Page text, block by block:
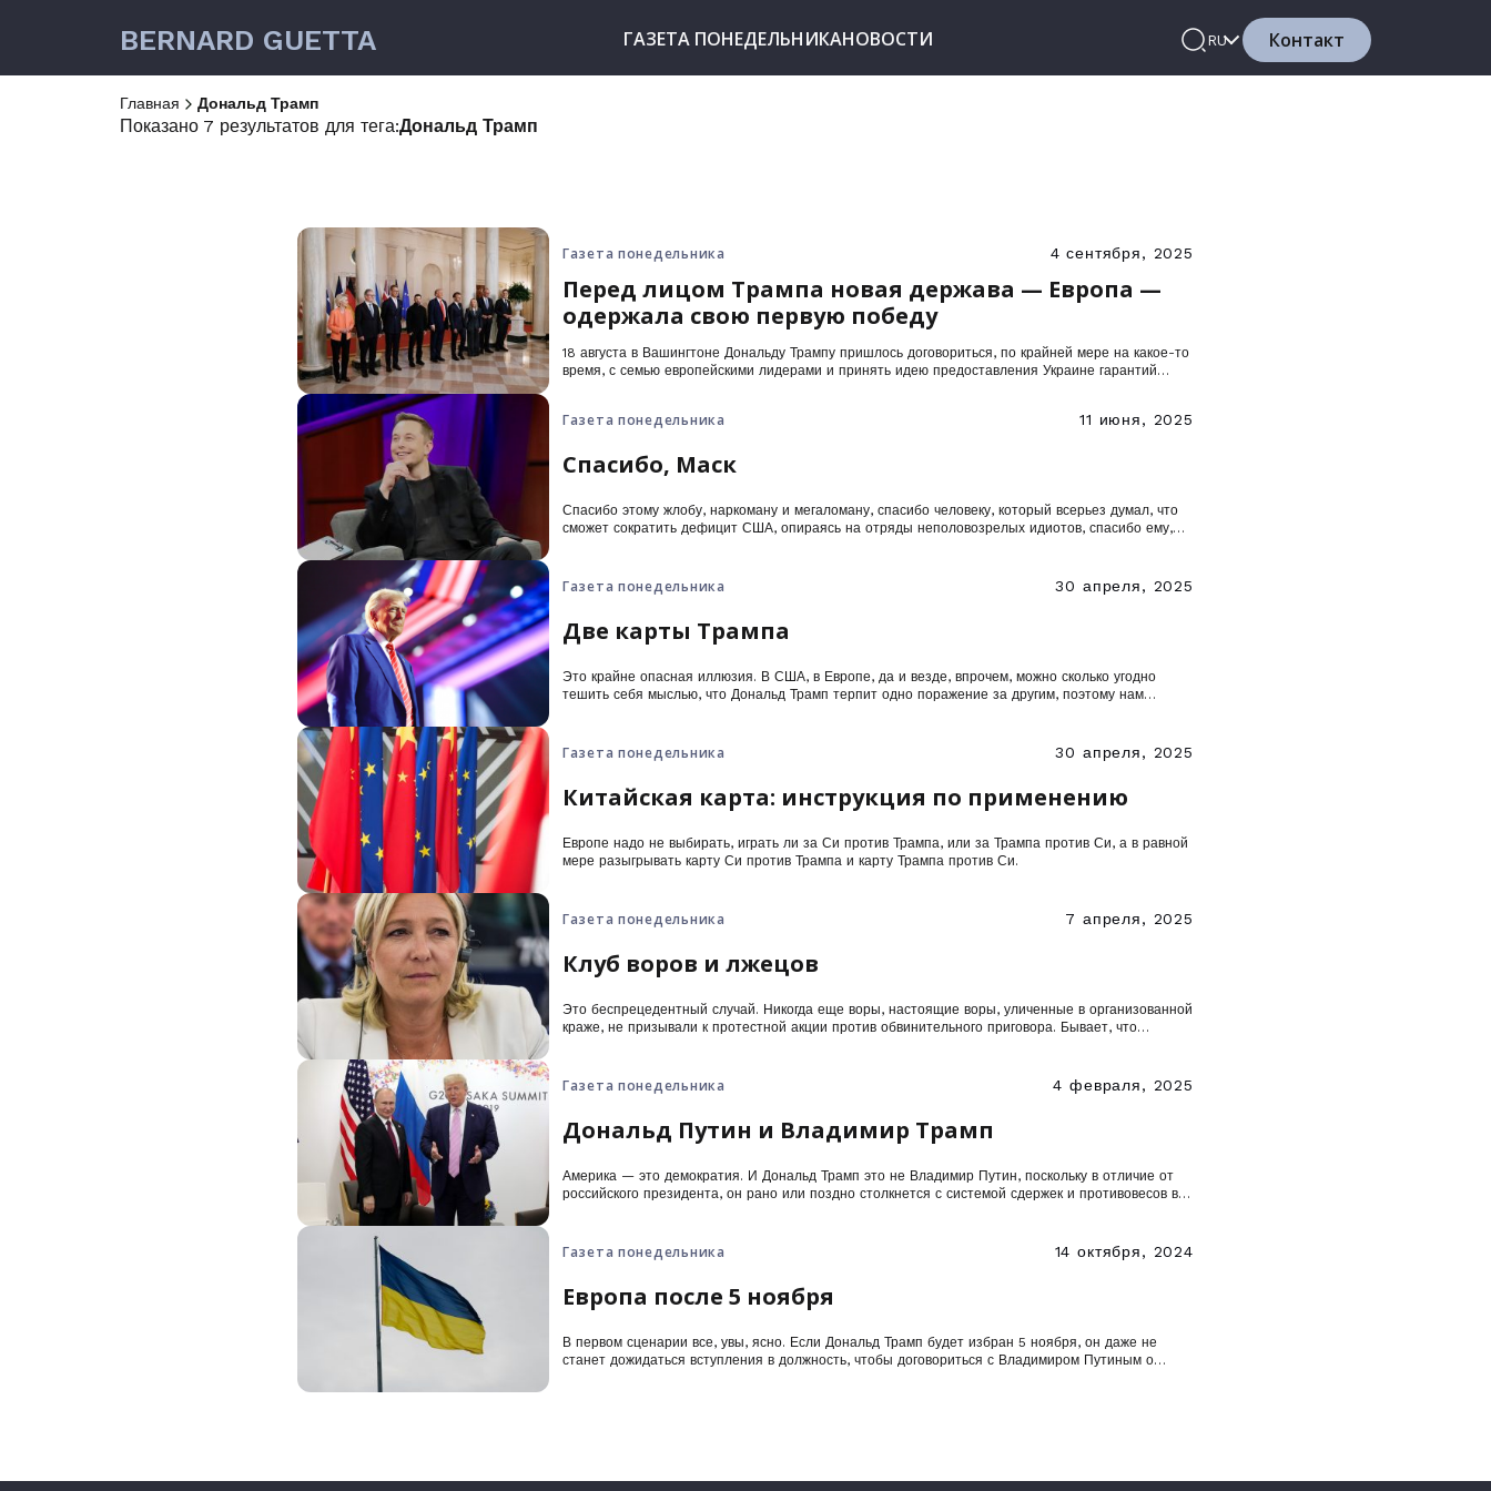
BERNARD GUETTA ГАЗЕТА ПОНЕДЕЛЬНИКАНОВОСТИ RU Контакт
Главная Дональд Трамп
Показано 7 результатов для тега:Дональд Трамп
Газета понедельника 4 сентября, 2025
Перед лицом Трампа новая держава — Европа —
одержала свою первую победу
18 августа в Вашингтоне Дональду Трампу пришлось договориться, по крайней мере на какое-то
время, с семью европейскими лидерами и принять идею предоставления Украине гарантий
Газета понедельника 11 июня, 2025
Спасибо, Маск
Спасибо этому жлобу, наркоману и мегаломану, спасибо человеку, который всерьез думал, что
сможет сократить дефицит США, опираясь на отряды неполовозрелых идиотов, спасибо ему,
некомпетентной и разрушительной пустышкой.
Газета понедельника 30 апреля, 2025
Две карты Трампа
Это крайне опасная иллюзия. В США, в Европе, да и везде, впрочем, можно сколько угодно
тешить себя мыслью, что Дональд Трамп терпит одно поражение за другим, поэтому нам
Газета понедельника 30 апреля, 2025
Китайская карта: инструкция по применению
Европе надо не выбирать, играть ли за Си против Трампа, или за Трампа против Си, а в равной
мере разыгрывать карту Си против Трампа и карту Трампа против Си.
Газета понедельника 7 апреля, 2025
Клуб воров и лжецов
Это беспрецедентный случай. Никогда еще воры, настоящие воры, уличенные в организованной
краже, не призывали к протестной акции против обвинительного приговора. Бывает, что
настоящей премьерой.
Газета понедельника 4 февраля, 2025
Дональд Путин и Владимир Трамп
Америка — это демократия. И Дональд Трамп это не Владимир Путин, поскольку в отличие от
российского президента, он рано или поздно столкнется с системой сдержек и противовесов в
Газета понедельника 14 октября, 2024
Европа после 5 ноября
В первом сценарии все, увы, ясно. Если Дональд Трамп будет избран 5 ноября, он даже не
станет дожидаться вступления в должность, чтобы договориться с Владимиром Путиным о